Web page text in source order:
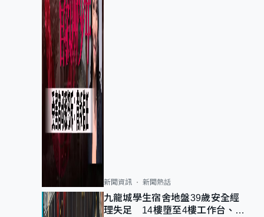
新聞資訊 新聞熱話
九龍城學生宿舍地盤39歲安全經
理失足 14樓墮至4樓工作台、送